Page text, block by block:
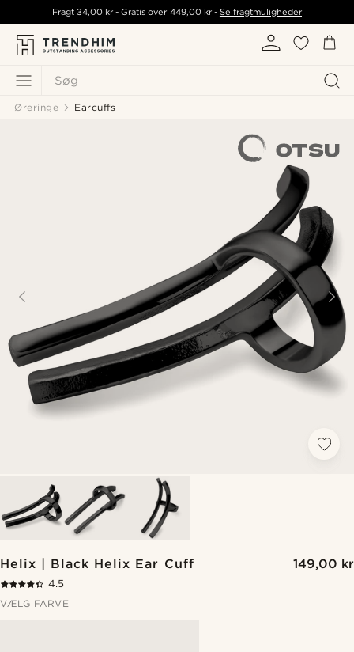
Søg
Fragt34,00 kr - Gratis over 449,00 kr- Se fragtmuligheder
Øreringe Earcuffs
Helix | Black Helix Ear Cuff 149,00 kr
4.5
VÆLG FARVE